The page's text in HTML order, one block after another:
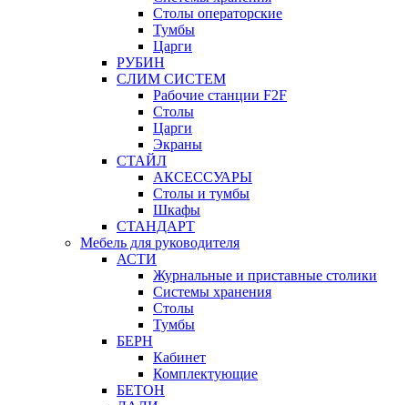
Столы операторские
Тумбы
Царги
РУБИН
СЛИМ СИСТЕМ
Рабочие станции F2F
Столы
Царги
Экраны
СТАЙЛ
АКСЕССУАРЫ
Столы и тумбы
Шкафы
СТАНДАРТ
Мебель для руководителя
АСТИ
Журнальные и приставные столики
Системы хранения
Столы
Тумбы
БЕРН
Кабинет
Комплектующие
БЕТОН